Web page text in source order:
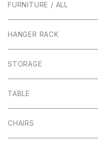
FURNITURE / ALL
HANGER RACK
STORAGE
TABLE
CHAIRS